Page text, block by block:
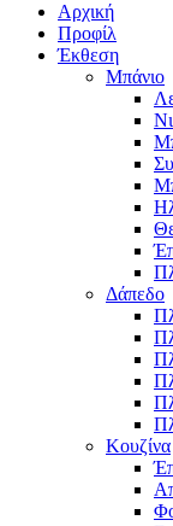
Αρχική
Προφίλ
Έκθεση
Μπάνιο
Δάπεδο
Κουζίνα